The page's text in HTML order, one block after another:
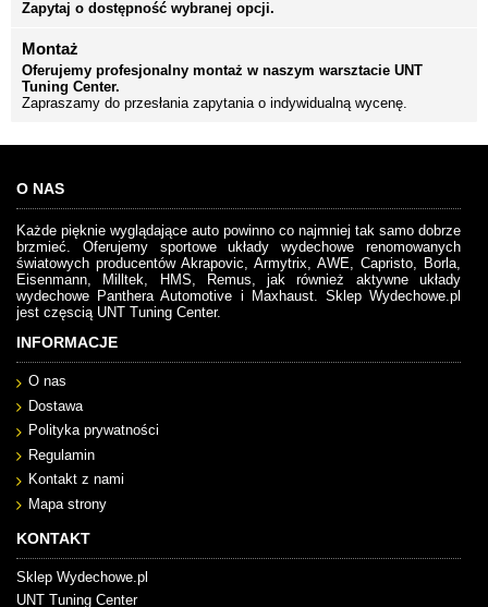
Zapytaj o dostępność wybranej opcji.
Montaż
Oferujemy profesjonalny montaż w naszym warsztacie UNT
Tuning Center.
Zapraszamy do przesłania zapytania o indywidualną wycenę.
O NAS
Każde pięknie wyglądające auto powinno co najmniej tak samo dobrze
brzmieć. Oferujemy sportowe układy wydechowe renomowanych
światowych producentów Akrapovic, Armytrix, AWE, Capristo, Borla,
Eisenmann, Milltek, HMS, Remus, jak również aktywne układy
wydechowe Panthera Automotive i Maxhaust. Sklep Wydechowe.pl
jest częscią UNT Tuning Center.
INFORMACJE
O nas
Dostawa
Polityka prywatności
Regulamin
Kontakt z nami
Mapa strony
KONTAKT
Sklep Wydechowe.pl
UNT Tuning Center